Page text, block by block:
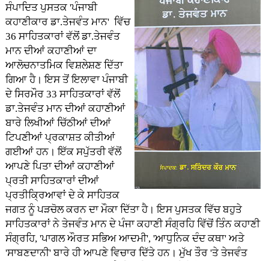
ਸੰਪਾਦਿਤ ਪੁਸਤਕ 'ਪੰਜਾਬੀ
ਕਹਾਣੀਕਾਰ ਡਾ.ਤੇਜਵੰਤ ਮਾਨ' ਵਿੱਚ
36 ਸਾਹਿਤਕਾਰਾਂ ਵੱਲੋਂ ਡਾ.ਤੇਜਵੰਤ
ਮਾਨ ਦੀਆਂ ਕਹਾਣੀਆਂ ਦਾ
ਆਲੋਚਨਾਤਮਿਕ ਵਿਸ਼ਲੇਸ਼ਣ ਦਿੱਤਾ
ਗਿਆ ਹੈ। ਇਸ ਤੋਂ ਇਲਾਵਾ ਪੰਜਾਬੀ
ਦੇ ਸਿਰਮੌਰ 33 ਸਾਹਿਤਕਾਰਾਂ ਵੱਲੋਂ
ਡਾ.ਤੇਜਵੰਤ ਮਾਨ ਦੀਆਂ ਕਹਾਣੀਆਂ
ਬਾਰੇ ਲਿਖੀਆਂ ਚਿੱਠੀਆਂ ਦੀਆਂ
ਟਿਪਣੀਆਂ ਪ੍ਰਕਾਸ਼ਤ ਕੀਤੀਆਂ
ਗਈਆਂ ਹਨ। ਇੱਕ ਸਪੁੱਤਰੀ ਵੱਲੋਂ
ਆਪਣੇ ਪਿਤਾ ਦੀਆਂ ਕਹਾਣੀਆਂ
ਪ੍ਰਤੀ ਸਾਹਿਤਕਾਰਾਂ ਦੀਆਂ
ਪ੍ਰਤੀਕ੍ਰਿਆਵਾਂ ਦੇ ਕੇ ਸਾਹਿਤਕ
ਜਗਤ ਨੂੰ ਪੜਚੋਲ ਕਰਨ ਦਾ ਮੌਕਾ ਦਿੱਤਾ ਹੈ। ਇਸ ਪੁਸਤਕ ਵਿੱਚ ਬਹੁਤੇ
ਸਾਹਿਤਕਾਰਾਂ ਨੇ ਤੇਜਵੰਤ ਮਾਨ ਦੇ ਪੰਜਾ ਕਹਾਣੀ ਸੰਗ੍ਰਹਿ ਵਿੱਚੋਂ ਤਿੰਨ ਕਹਾਣੀ
ਸੰਗ੍ਰਹਿ, 'ਪਾਗਲ ਔਰਤ ਸਭਿਅ ਆਦਮੀ', 'ਆਧੁਨਿਕ ਦੰਦ ਕਥਾ' ਅਤੇ
'ਸਾਬਣਦਾਨੀ' ਬਾਰੇ ਹੀ ਆਪਣੇ ਵਿਚਾਰ ਦਿੱਤੇ ਹਨ। ਮੁੱਖ ਤੌਰ 'ਤੇ ਤੇਜਵੰਤ